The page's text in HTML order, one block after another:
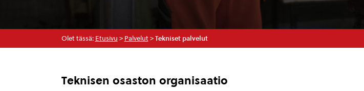
Olet tässä: Etusivu > Palvelut> Tekniset palvelut
Teknisen osaston organisaatio